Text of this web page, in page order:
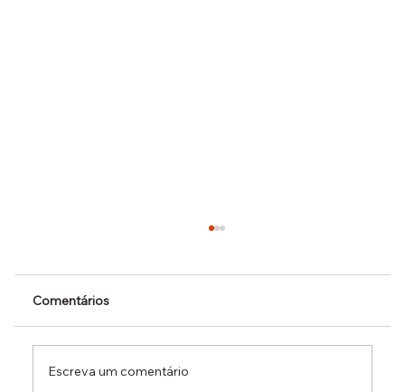
Comentários
Escreva um comentário